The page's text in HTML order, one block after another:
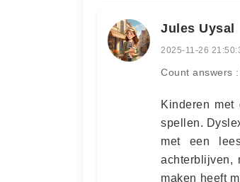
Jules Uysal
2025-11-26
Count answers :
Kinderen
spellen.
met een
achterblijven,
maken heeft